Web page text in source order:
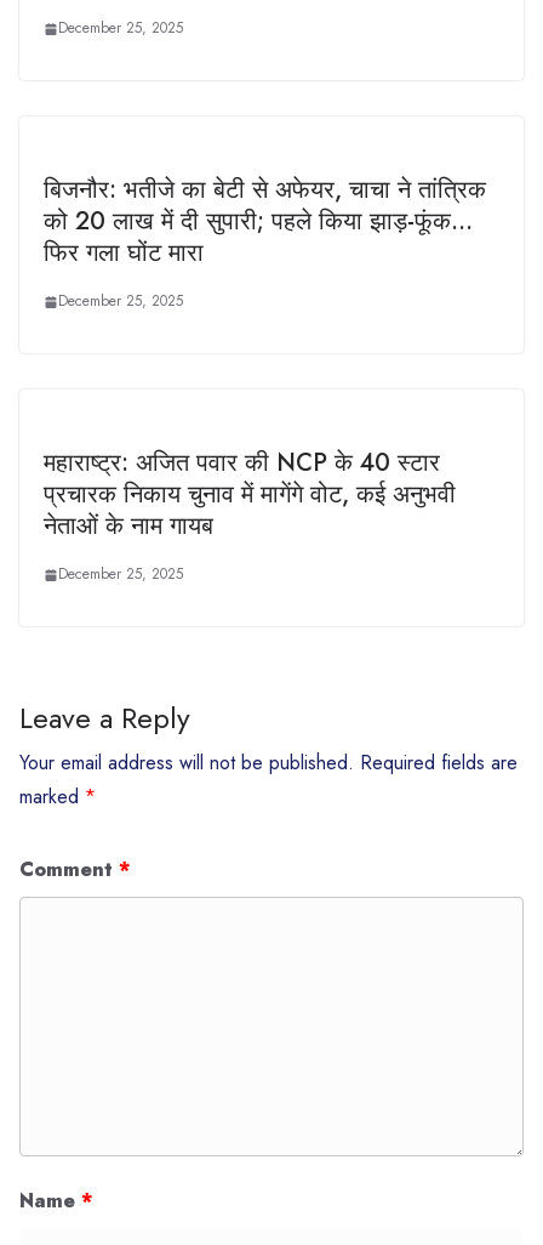
December 25, 2025
बिजनौर: भतीजे का बेटी से अफेयर, चाचा ने तांत्रिक
को 20 लाख में दी सुपारी; पहले किया झाड़-फूंक…
फिर गला घोंट मारा
December 25, 2025
महाराष्ट्र: अजित पवार की NCP के 40 स्टार
प्रचारक निकाय चुनाव में मागेंगे वोट, कई अनुभवी
नेताओं के नाम गायब
December 25, 2025
Leave a Reply
Your email address will not be published. Required fields are
marked *
Comment *
Name *